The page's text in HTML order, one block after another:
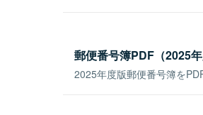
郵便番号簿PDF（2025年
2025年度版郵便番号簿を